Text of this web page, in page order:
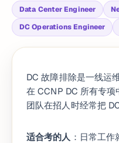
Data Center Engineer
DC Operations Engineer
DC 故障排除是一线运
在 CCNP DC 所有专
团队在招人时经常把
适合考的人 ：日常工